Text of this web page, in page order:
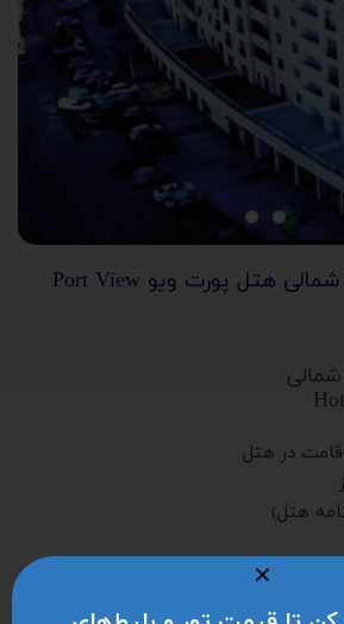
تور لحظه آخری قبرس شمالی هتل پورت ویو Port View
در هتل
هتل)